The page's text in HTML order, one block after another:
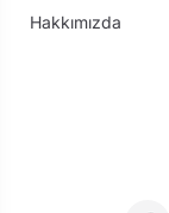
Hakkımızda